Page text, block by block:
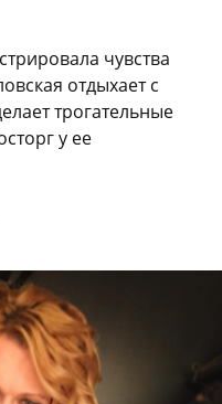
чувства
отдыхает с
трогательные
у ее